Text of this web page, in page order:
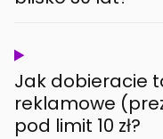
Jak dobieracie
reklamowe
pod limit 10 zł?